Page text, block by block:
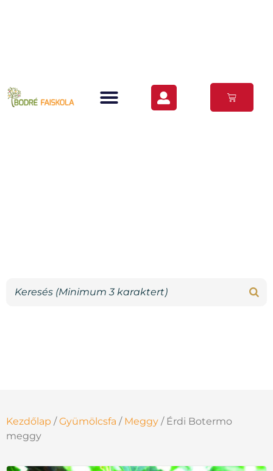
Kezdőlap /Gyümölcsfa / Meggy / Érdi Botermo
meggy